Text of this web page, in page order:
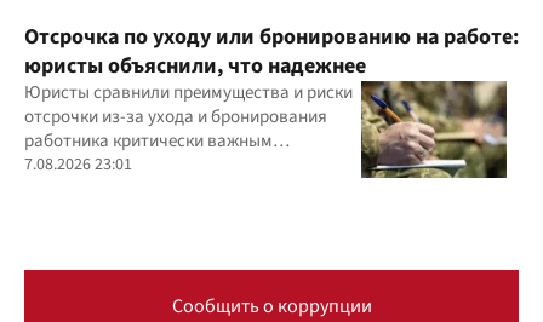
Отсрочка по уходу или бронированию на работе:
юристы объяснили, что надежнее
Юристы сравнили преимущества и риски
отсрочки из-за ухода и бронирования
работника критически важным
предприятием
7.08.2026 23:01
Сообщить о коррупции